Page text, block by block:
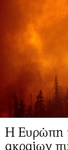
Η Ευρώπη
ακραίων